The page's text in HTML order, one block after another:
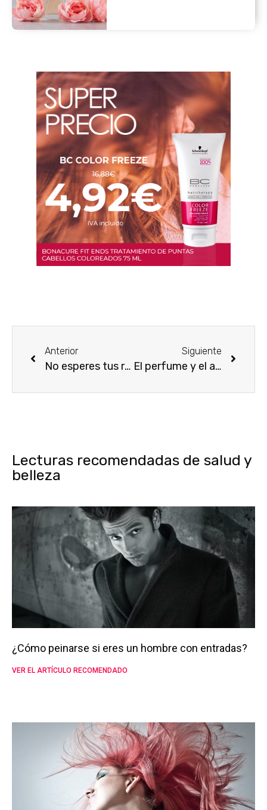
Anterior
No esperes tus regalos, ve tú por ellos
Siguiente
El perfume y el amor, siempre de la mano
Lecturas recomendadas de salud y
belleza
¿Cómo peinarse si eres un hombre con entradas?
VER EL ARTÍCULO RECOMENDADO